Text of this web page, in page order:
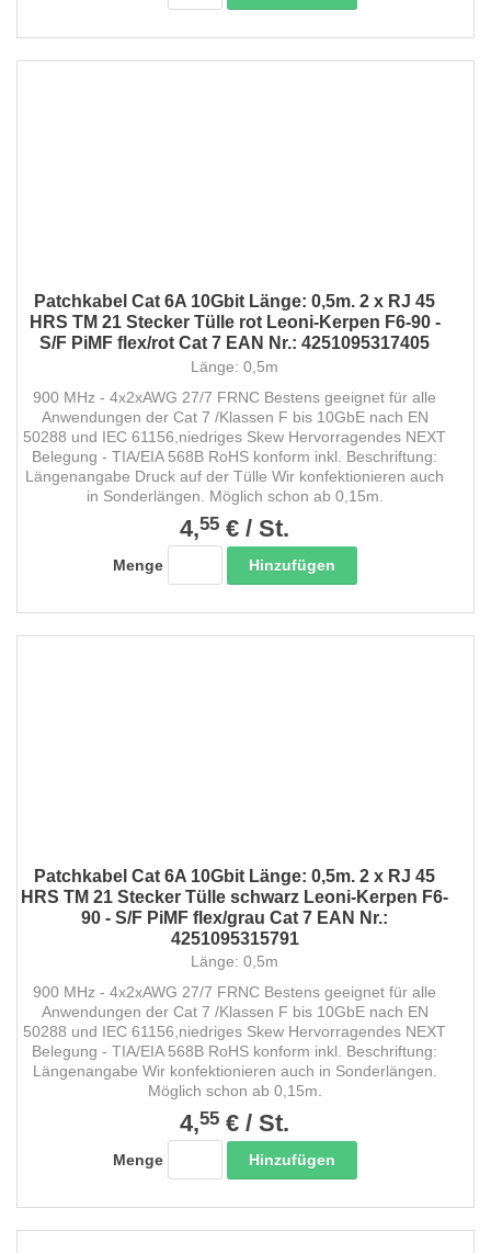
Patchkabel Cat 6A 10Gbit Länge: 0,5m. 2 x RJ 45
HRS TM 21 Stecker Tülle rot Leoni-Kerpen F6-90 -
S/F PiMF flex/rot Cat 7 EAN Nr.: 4251095317405
Länge: 0,5m
900 MHz - 4x2xAWG 27/7 FRNC Bestens geeignet für alle
Anwendungen der Cat 7 /Klassen F bis 10GbE nach EN
50288 und IEC 61156,niedriges Skew Hervorragendes NEXT
Belegung - TIA/EIA 568B RoHS konform inkl. Beschriftung:
Längenangabe Druck auf der Tülle Wir konfektionieren auch
in Sonderlängen. Möglich schon ab 0,15m.
4,55 € / St.
Menge Hinzufügen
Patchkabel Cat 6A 10Gbit Länge: 0,5m. 2 x RJ 45
HRS TM 21 Stecker Tülle schwarz Leoni-Kerpen F6-
90 - S/F PiMF flex/grau Cat 7 EAN Nr.:
4251095315791
Länge: 0,5m
900 MHz - 4x2xAWG 27/7 FRNC Bestens geeignet für alle
Anwendungen der Cat 7 /Klassen F bis 10GbE nach EN
50288 und IEC 61156,niedriges Skew Hervorragendes NEXT
Belegung - TIA/EIA 568B RoHS konform inkl. Beschriftung:
Längenangabe Wir konfektionieren auch in Sonderlängen.
Möglich schon ab 0,15m.
4,55 € / St.
Menge Hinzufügen